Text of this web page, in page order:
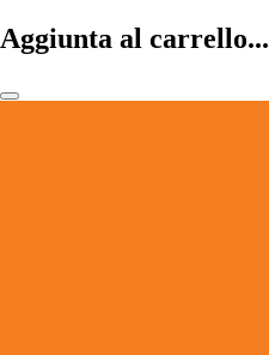
Aggiunta al carrello...